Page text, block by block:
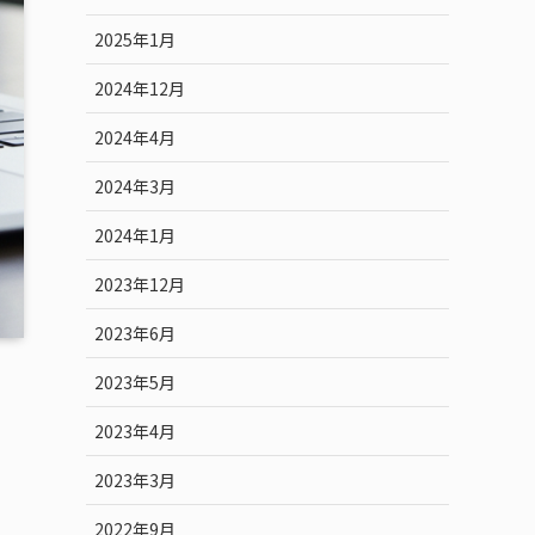
2025年1月
2024年12月
2024年4月
2024年3月
2024年1月
2023年12月
2023年6月
2023年5月
2023年4月
2023年3月
2022年9月